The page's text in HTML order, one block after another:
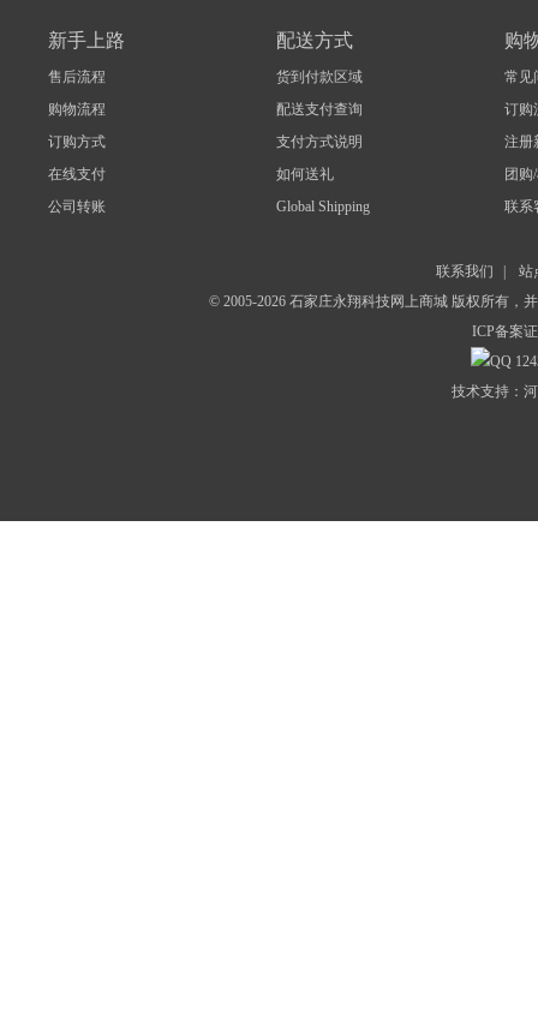
新手上路
售后流程
购物流程
订购方式
在线支付
公司转账
配送方式
货到付款区域
配送支付查询
支付方式说明
如何送礼
Global Shipping
购
常见
订购
注册
团购
联系
联系我们
站
© 2005-2026 石家庄永翔科技网上商城 版权所有，
ICP备案
技术支持：